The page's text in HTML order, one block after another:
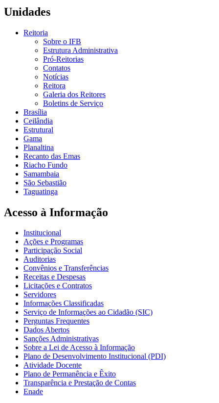
Unidades
Reitoria
Sobre o IFB
Estrutura Administrativa
Pró-Reitorias
Contatos
Notícias
Reitora
Galeria dos Reitores
Boletins de Serviço
Brasília
Ceilândia
Estrutural
Gama
Planaltina
Recanto das Emas
Riacho Fundo
Samambaia
São Sebastião
Taguatinga
Acesso à Informação
Institucional
Ações e Programas
Participação Social
Auditorias
Convênios e Transferências
Receitas e Despesas
Licitações e Contratos
Servidores
Informações Classificadas
Serviço de Informações ao Cidadão (SIC)
Perguntas Frequentes
Dados Abertos
Sanções Administrativas
Sobre a Lei de Acesso à Informação
Plano de Desenvolvimento Institucional (PDI)
Atividade Docente
Plano de Permanência e Êxito
Transparência e Prestação de Contas
Enade